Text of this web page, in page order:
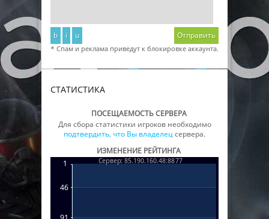
b i u Отправить
* Спам и реклама приведут к блокировке аккаунта.
СТАТИСТИКА
ПОСЕЩАЕМОСТЬ СЕРВЕРА
Для сбора статистики игроков необходимо
подтвердить, что Вы владелецсервера.
ИЗМЕНЕНИЕ РЕЙТИНГА